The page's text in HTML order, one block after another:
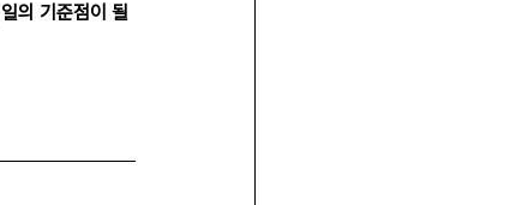
의 기준점이 될